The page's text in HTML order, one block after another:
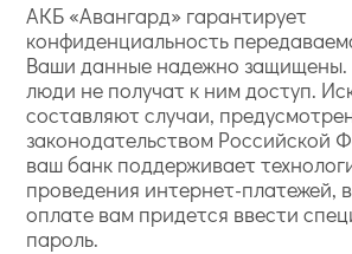
АКБ «Авангард» гарантирует
конфиденциальность
Ваши данные надежно
люди не получат к ним доступ.
составляют случаи,
законодательством Российской
ваш банк поддерживает
проведения интернет-платежей,
оплате вам придется ввести
пароль.